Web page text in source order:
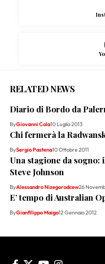
RELATED NEWS
Diario di Bordo da
ByGiovanni Cola10 Luglio 2013
Chi fermerà la
BySergio Pastena10 Ottobre 2011
Una stagione da sogno:
Steve Johnson
ByAlessandro Nizegorodcew26
E’ tempo di Australian
ByGianfilippo Maiga12 Gennaio 2012